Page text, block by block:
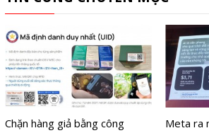
Chặn hàng giả bằng công
Meta ra